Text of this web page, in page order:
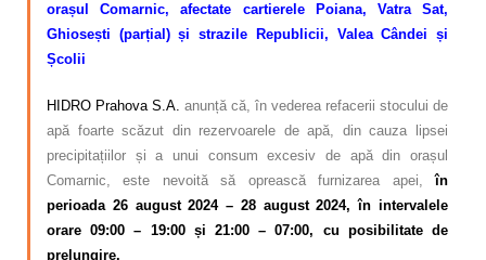
orașul Comarnic, afectate cartierele Poiana, Vatra Sat,
Ghiosești (parțial) și strazile Republicii, Valea Cândei și
Școlii
HIDRO Prahova S.A. anunță că, în vederea refacerii stocului de
apă foarte scăzut din rezervoarele de apă, din cauza lipsei
precipitațiilor și a unui consum excesiv de apă din orașul
Comarnic, este nevoită să oprească furnizarea apei,în
perioada 26 august 2024 – 28 august 2024, în intervalele
orare 09:00 – 19:00 și 21:00 – 07:00, cu posibilitate de
prelungire.